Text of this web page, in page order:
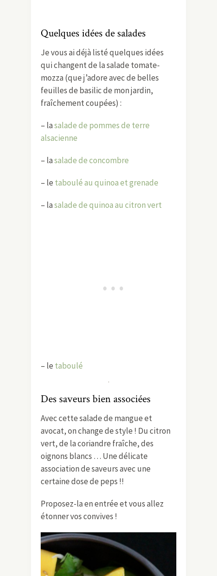
Quelques idées de salades
Je vous ai déjà listé quelques idées
qui changent de la salade tomate-
mozza (que j’adore avec de belles
feuilles de basilic de mon jardin,
fraîchement coupées) :
– lasalade de pommes de terre
alsacienne
– lasalade de concombre
– le taboulé au quinoa et grenade
– lasalade de quinoa au citron vert
– le taboulé
Des saveurs bien associées
Avec cette salade de mangue et
avocat, on change de style ! Du citron
vert, de la coriandre fraîche, des
oignons blancs … Une délicate
association de saveurs avec une
certaine dose de peps !!
Proposez-la en entrée et vous allez
étonner vos convives !